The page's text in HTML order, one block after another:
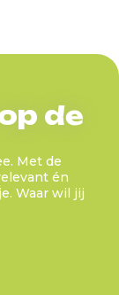
de
Met de
én
Waar wil jij